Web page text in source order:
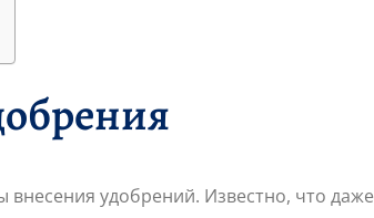
удобрений. Известно, что даже